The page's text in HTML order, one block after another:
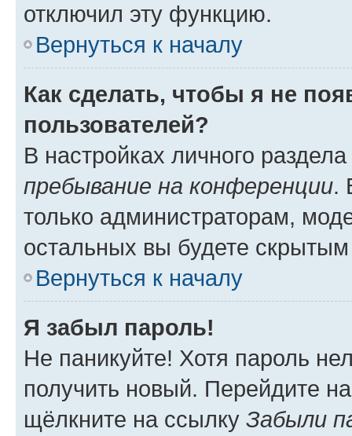
отключил эту функцию.
Вернуться к началу
Как сделать, чтобы я не
пользователей?
В настройках личного
пребывание на конференции.
только администраторам,
остальных вы будете
Вернуться к началу
Я забыл пароль!
Не паникуйте! Хотя пароль
получить новый. Перейдите
щёлкните на ссылку Забыли